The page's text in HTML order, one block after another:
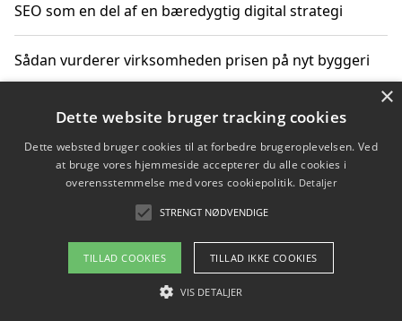
SEO som en del af en bæredygtig digital strategi
Sådan vurderer virksomheden prisen på nyt byggeri
Sådan får du hjælp til en hjemmeside uden binding
Copyright 2026 - Pilanto Aps
Om / kontakt
Blog Betingelser
×
Dette website bruger tracking cookies
Dette websted bruger cookies til at forbedre brugeroplevelsen. Ved
at bruge vores hjemmeside accepterer du alle cookies i
overensstemmelse med vores cookiepolitik. Detaljer
STRENGT NØDVENDIGE
TILLAD COOKIES TILLAD IKKE COOKIES
VIS DETALJER